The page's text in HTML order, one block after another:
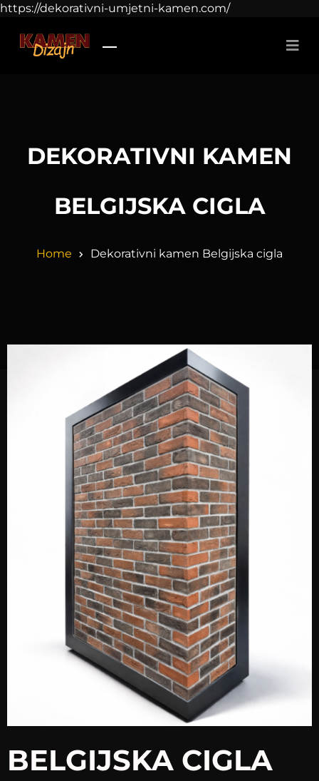
https://dekorativni-umjetni-kamen.com/
DEKORATIVNI KAMEN
BELGIJSKA CIGLA
Home Dekorativni kamen Belgijska cigla
BELGIJSKA CIGLA